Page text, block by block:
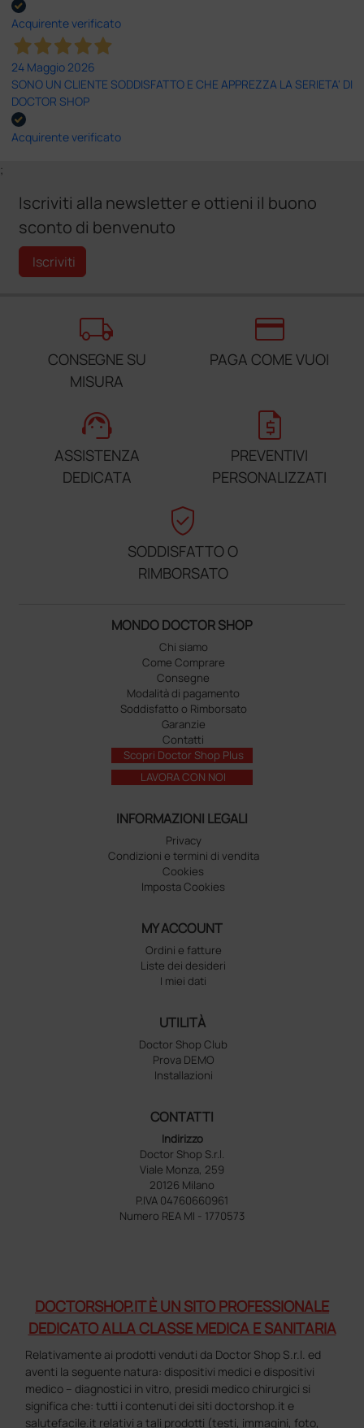
Acquirente verificato
24 Maggio 2026
SONO UN CLIENTE SODDISFATTO E CHE APPREZZA LA SERIETA' DI
DOCTOR SHOP
Acquirente verificato
;
Iscriviti alla newsletter e ottieni il buono
sconto di benvenuto
Iscriviti
local_shipping
CONSEGNE SU
MISURA
credit_card
PAGA COME VUOI
support_agent
ASSISTENZA
DEDICATA
request_quote
PREVENTIVI
PERSONALIZZATI
verified_user
SODDISFATTO O
RIMBORSATO
MONDO DOCTOR SHOP
Chi siamo
Come Comprare
Consegne
Modalità di pagamento
Soddisfatto o Rimborsato
Garanzie
Contatti
Scopri Doctor Shop Plus
LAVORA CON NOI
INFORMAZIONI LEGALI
Privacy
Condizioni e termini di vendita
Cookies
Imposta Cookies
MY ACCOUNT
Ordini e fatture
Liste dei desideri
I miei dati
UTILITÀ
Doctor Shop Club
Prova DEMO
Installazioni
CONTATTI
Indirizzo
Doctor Shop S.r.l.
Viale Monza, 259
20126 Milano
P.IVA 04760660961
Numero REA MI - 1770573
DOCTORSHOP.IT È UN SITO PROFESSIONALE
DEDICATO ALLA CLASSE MEDICA E SANITARIA
Relativamente ai prodotti venduti da Doctor Shop S.r.l. ed
aventi la seguente natura: dispositivi medici e dispositivi
medico – diagnostici in vitro, presidi medico chirurgici si
significa che: tutti i contenuti dei siti doctorshop.it e
salutefacile.it relativi a tali prodotti (testi, immagini, foto,